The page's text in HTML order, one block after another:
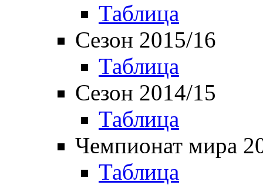
Таблица
Сезон 2015/16
Таблица
Сезон 2014/15
Таблица
Чемпионат мира
Таблица